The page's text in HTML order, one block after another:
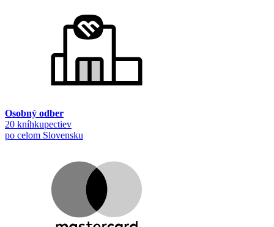
Osobný odber
20 kníhkupectiev
po celom Slovensku